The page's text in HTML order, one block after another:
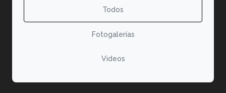
Todos
Fotogalerías
Videos